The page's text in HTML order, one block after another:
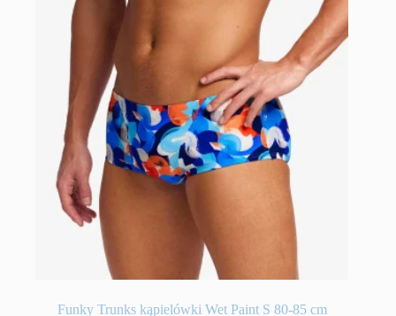
stronie
produktu
Funky Trunks kąpielówki Wet Paint S 80-85 cm